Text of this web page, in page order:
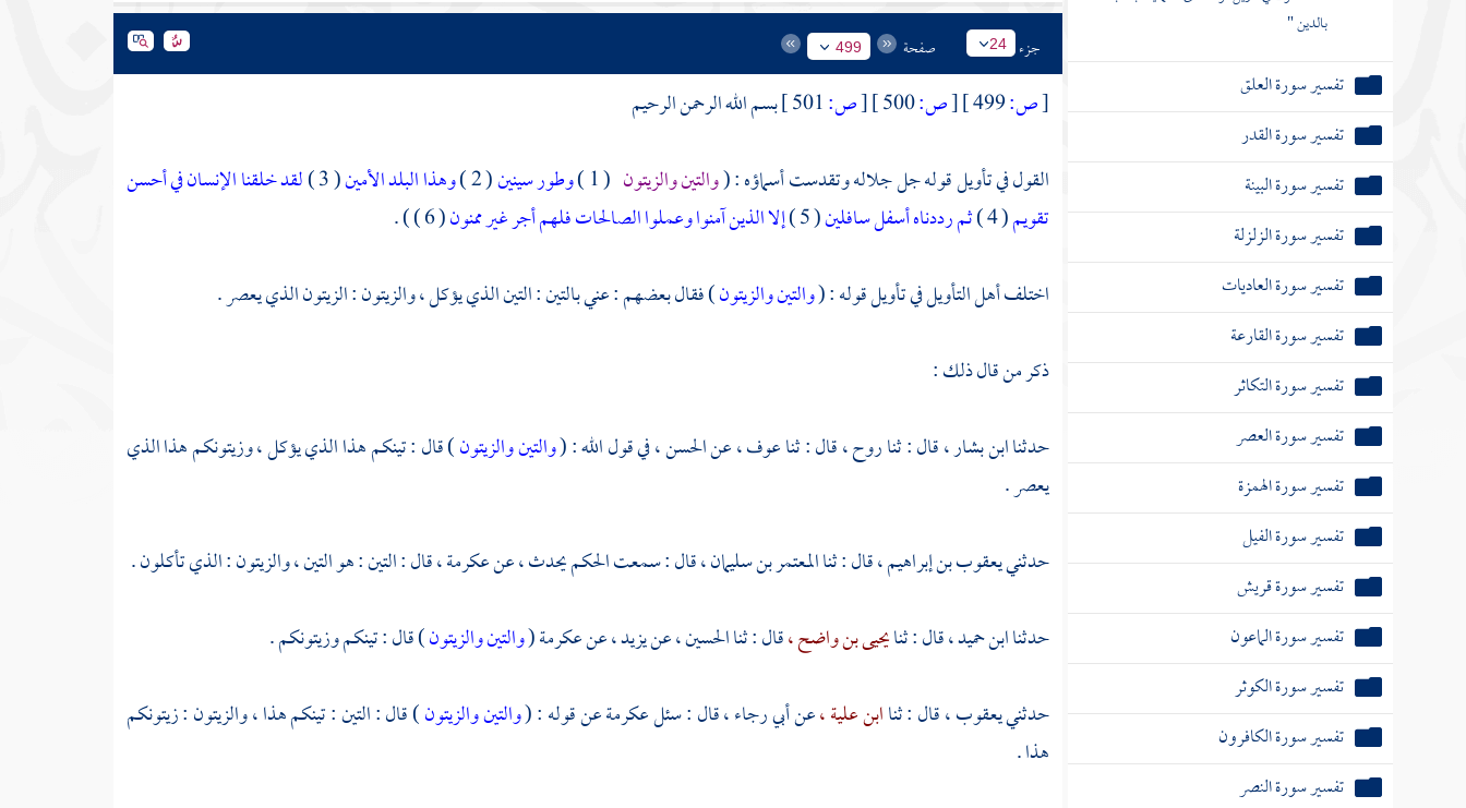
بالدين "
تفسير سورة العلق
تفسير سورة القدر
تفسير سورة البينة
تفسير سورة الزلزلة
تفسير سورة العاديات
تفسير سورة القارعة
تفسير سورة التكاثر
تفسير سورة العصر
تفسير سورة الهمزة
تفسير سورة الفيل
تفسير سورة قريش
تفسير سورة الماعون
تفسير سورة الكوثر
تفسير سورة الكافرون
تفسير سورة النصر
جزء 24 صفحة 499
[ص: [ص: [ص:
بسم الله الرحمن الرحيم
القول في تأويل قوله جل جلاله وتقدست أسماؤه : (والتين والزيتون ( 1 ) وطور سينين( 2 ) وهذا البلد الأمين( 3 )
لقد خلقنا الإنسان في أحسن
تقويم( 4 ) ثم رددناه أسفل سافلين( 5 ) إلا الذين آمنوا وعملوا الصالحات فلهم أجر غير ممنون( 6 ) ) .
اختلف أهل التأويل في تأويل قوله : (والتين والزيتون) فقال بعضهم : عني بالتين : التين الذي يؤكل ، والزيتون : الزيتون الذي يعصر .
ذكر من قال ذلك :
حدثناابن بشار ،قال : ثناروح ،قال : ثناعوف ،عنالحسن ،في قول الله : (والتين والزيتون) قال : تينكم هذا الذي يؤكل ، وزيتونكم هذا الذي
يعصر .
حدثنييعقوب بن إبراهيم ،قال : ثناالمعتمر بن سليمان ،قال : سمعتالحكميحدث ، عنعكرمة ،قال : التين : هو التين ، والزيتون : الذي تأكلون .
حدثناابن حميد ،قال : ثنايحيى بن واضح ،قال : ثناالحسين ،عنيزيد ،عنعكرمة(والتين والزيتون) قال : تينكم وزيتونكم .
حدثنييعقوب ،قال : ثناابن علية ،عنأبي رجاء ،قال : سئلعكرمةعن قوله : (والتين والزيتون) قال : التين : تينكم هذا ، والزيتون : زيتونكم
هذا .